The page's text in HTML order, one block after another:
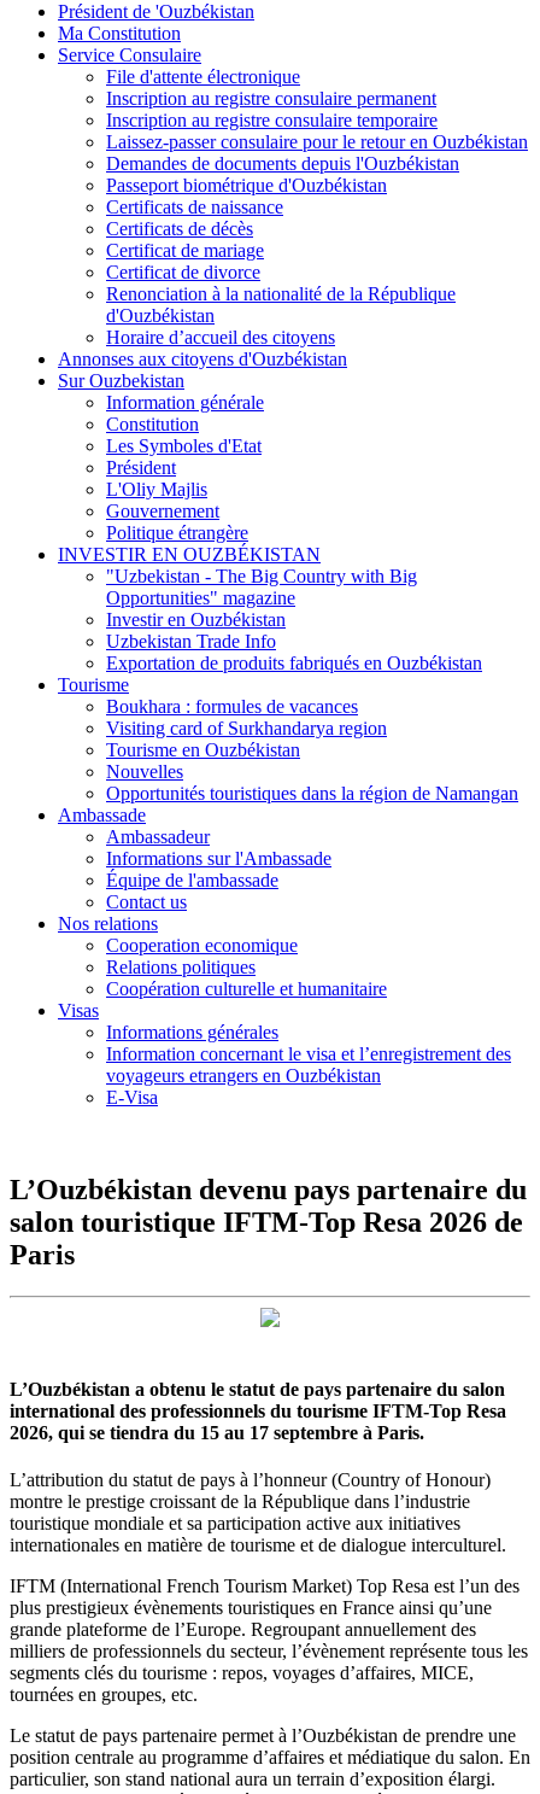
Président de 'Ouzbékistan
Ma Constitution
Service Consulaire
File d'attente électronique
Inscription au registre consulaire permanent
Inscription au registre consulaire temporaire
Laissez-passer consulaire pour le retour en Ouzbékistan
Demandes de documents depuis l'Ouzbékistan
Passeport biométrique d'Ouzbékistan
Certificats de naissance
Certificats de décès
Certificat de mariage
Certificat de divorce
Renonciation à la nationalité de la République
d'Ouzbékistan
Horaire d’accueil des citoyens
Annonses aux citoyens d'Ouzbékistan
Sur Ouzbekistan
Information générale
Constitution
Les Symboles d'Etat
Président
L'Oliy Majlis
Gouvernement
Politique étrangère
INVESTIR EN OUZBÉKISTAN
"Uzbekistan - The Big Country with Big
Opportunities" magazine
Investir en Ouzbékistan
Uzbekistan Trade Info
Exportation de produits fabriqués en Ouzbékistan
Tourisme
Boukhara : formules de vacances
Visiting card of Surkhandarya region
Tourisme en Ouzbékistan
Nouvelles
Opportunités touristiques dans la région de Namangan
Ambassade
Ambassadeur
Informations sur l'Ambassade
Équipe de l'ambassade
Contact us
Nos relations
Cooperation economique
Relations politiques
Coopération culturelle et humanitaire
Visas
Informations générales
Information concernant le visa et l’enregistrement des
voyageurs etrangers en Ouzbékistan
E-Visa
L’Ouzbékistan devenu pays partenaire du
salon touristique IFTM-Top Resa 2026 de
Paris
L’Ouzbékistan a obtenu le statut de pays partenaire du salon
international des professionnels du tourisme IFTM-Top Resa
2026, qui se tiendra du 15 au 17 septembre à Paris.
L’attribution du statut de pays à l’honneur (Country of Honour)
montre le prestige croissant de la République dans l’industrie
touristique mondiale et sa participation active aux initiatives
internationales en matière de tourisme et de dialogue interculturel.
IFTM (International French Tourism Market) Top Resa est l’un des
plus prestigieux évènements touristiques en France ainsi qu’une
grande plateforme de l’Europe. Regroupant annuellement des
milliers de professionnels du secteur, l’évènement représente tous les
segments clés du tourisme : repos, voyages d’affaires, MICE,
tournées en groupes, etc.
Le statut de pays partenaire permet à l’Ouzbékistan de prendre une
position centrale au programme d’affaires et médiatique du salon. En
particulier, son stand national aura un terrain d’exposition élargi.